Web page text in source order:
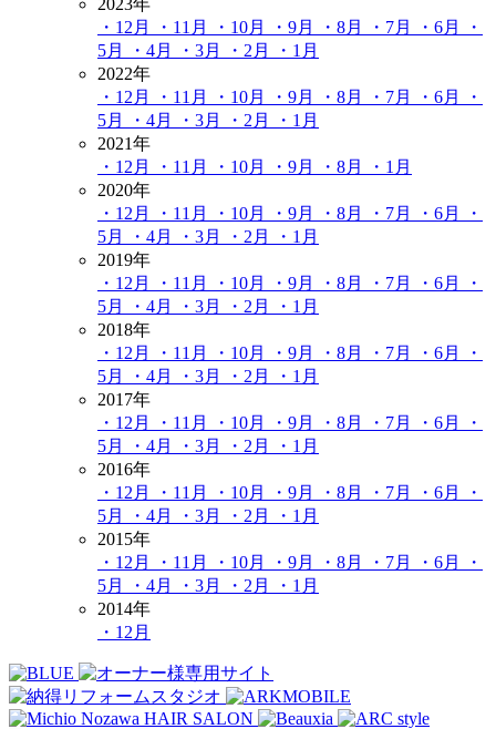
・12月
・11月 ・10月 ・9月 ・8月 ・7月 ・6月
・
5月
・4月 ・3月 ・2月
・1月
2022年
・12月
・11月 ・10月 ・9月 ・8月 ・7月 ・6月
・
5月
・4月 ・3月 ・2月
・1月
2021年
・12月
・11月 ・10月 ・9月 ・8月
・1月
2020年
・12月
・11月 ・10月 ・9月 ・8月 ・7月 ・6月
・
5月
・4月 ・3月 ・2月
・1月
2019年
・12月
・11月 ・10月 ・9月 ・8月 ・7月 ・6月
・
5月
・4月 ・3月 ・2月
・1月
2018年
・12月
・11月 ・10月 ・9月 ・8月 ・7月 ・6月
・
5月
・4月 ・3月 ・2月
・1月
2017年
・12月
・11月 ・10月 ・9月 ・8月 ・7月 ・6月
・
5月
・4月 ・3月 ・2月
・1月
2016年
・12月
・11月 ・10月 ・9月 ・8月 ・7月 ・6月
・
5月
・4月 ・3月 ・2月
・1月
2015年
・12月
・11月 ・10月 ・9月 ・8月 ・7月 ・6月
・
5月
・4月 ・3月 ・2月
・1月
2014年
・12月